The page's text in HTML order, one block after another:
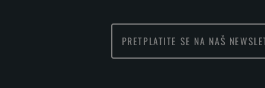
PRETPLATITE SE NA NAŠ